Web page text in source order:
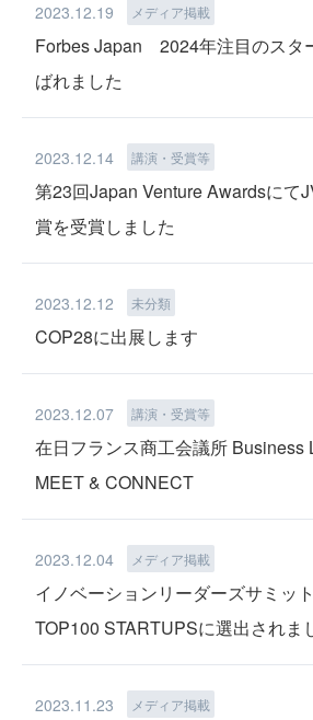
ABOUT
TECHNOLOGY
PFAS REMOVAL
LIB RECYCLE
2023.12.19 メディア掲載
Forbes Japan 2024年注目のスタ
ばれました
2023.12.14 講演・受賞等
第23回Japan Venture Awardsにて
賞を受賞しました
2023.12.12 未分類
COP28に出展します
2023.12.07 講演・受賞等
在日フランス商工会議所 Business
MEET & CONNECT
2023.12.04 メディア掲載
イノベーションリーダーズサミッ
TOP100 STARTUPSに選出されま
2023.11.23 メディア掲載